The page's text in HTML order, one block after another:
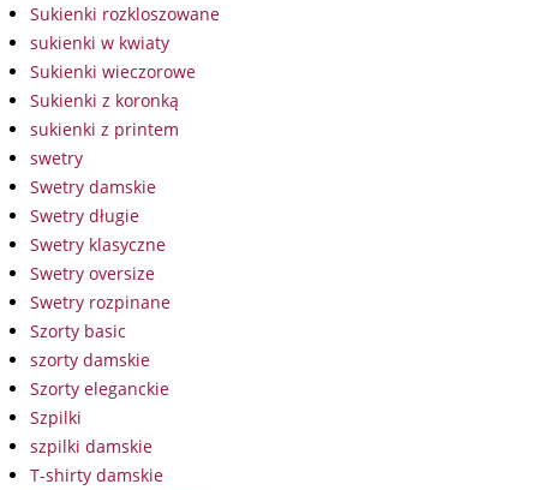
Sukienki rozkloszowane
sukienki w kwiaty
Sukienki wieczorowe
Sukienki z koronką
sukienki z printem
swetry
Swetry damskie
Swetry długie
Swetry klasyczne
Swetry oversize
Swetry rozpinane
Szorty basic
szorty damskie
Szorty eleganckie
Szpilki
szpilki damskie
T-shirty damskie